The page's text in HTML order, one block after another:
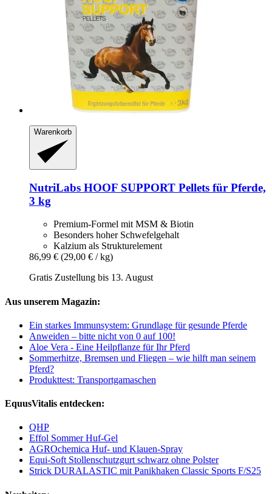
Warenkorb
NutriLabs HOOF SUPPORT Pellets für Pferde,
3 kg
Premium-Formel mit MSM & Biotin
Besonders hoher Schwefelgehalt
Kalzium als Strukturelement
86,99 € (29,00 € / kg)
Gratis Zustellung bis 13. August
Aus unserem Magazin:
Ein starkes Immunsystem: Grundlage für gesunde Pferde
Anweiden – bitte nicht von 0 auf 100!
Aloe Vera - Eine Heilpflanze für Ihr Pferd
Sommerhitze, Bremsen und Fliegen – wie hilft man seinem
Pferd?
Produkttest: Transportgamaschen
EquusVitalis entdecken:
QHP
Effol Sommer Huf-Gel
AGROchemica Huf- und Klauen-Spray
Equi-Soft Stollenschutzgurt schwarz ohne Polster
Strick DURALASTIC mit Panikhaken Classic Sports F/S25